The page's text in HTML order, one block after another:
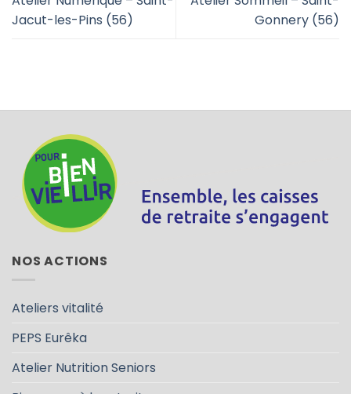
Jacut-les-Pins (56)
Gonnery (56)
NOS ACTIONS
Ateliers vitalité
PEPS Eurêka
Atelier Nutrition Seniors